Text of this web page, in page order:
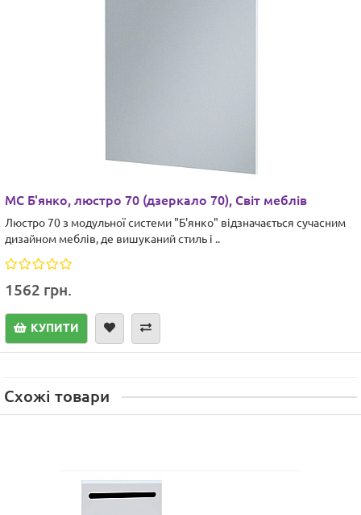
МС Б'янко, люстро 70 (дзеркало 70), Світ меблів
Люстро 70 з модульної системи "Б'янко" відзначається сучасним
дизайном меблів, де вишуканий стиль і ..
1562 грн.
КУПИТИ
Схожі товари